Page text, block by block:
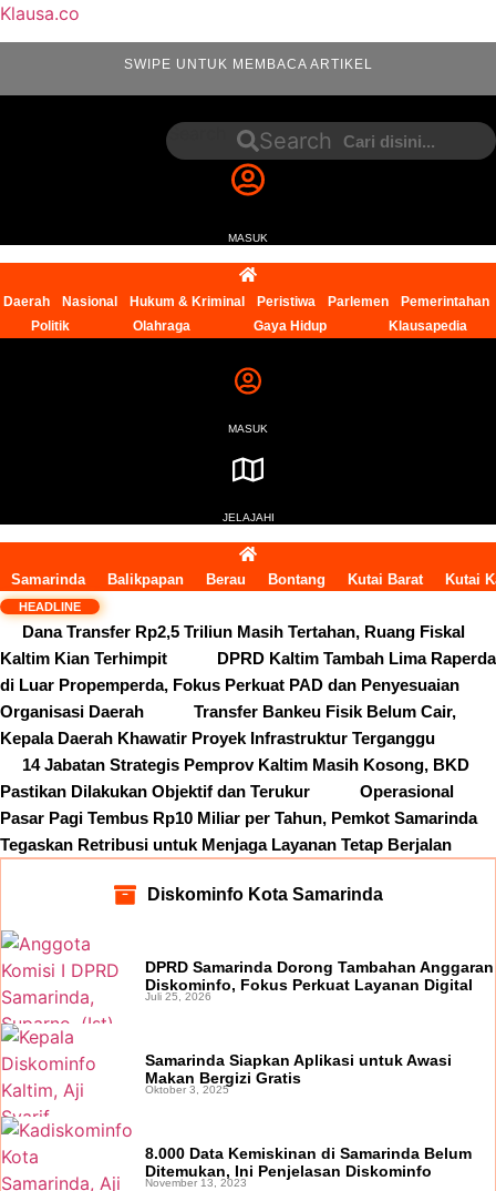
Klausa.co
SWIPE UNTUK MEMBACA ARTIKEL
Search Search
MASUK
Daerah Nasional Hukum & Kriminal Peristiwa Parlemen
Pemerintahan
Politik
Olahraga Gaya Hidup Klausapedia
MASUK
JELAJAHI
Samarinda Balikpapan Berau Bontang Kutai Barat Kutai
HEADLINE
Dana Transfer Rp2,5 Triliun Masih Tertahan, Ruang Fiskal
Kaltim Kian Terhimpit
DPRD Kaltim Tambah Lima Raperda
di Luar Propemperda, Fokus Perkuat PAD dan Penyesuaian
Organisasi Daerah
Transfer Bankeu Fisik Belum Cair,
Kepala Daerah Khawatir Proyek Infrastruktur Terganggu
14 Jabatan Strategis Pemprov Kaltim Masih Kosong, BKD
Pastikan Dilakukan Objektif dan Terukur
Operasional
Pasar Pagi Tembus Rp10 Miliar per Tahun, Pemkot Samarinda
Tegaskan Retribusi untuk Menjaga Layanan Tetap Berjalan
Diskominfo Kota Samarinda
DPRD Samarinda Dorong Tambahan Anggaran
Diskominfo, Fokus Perkuat Layanan Digital
Juli 25, 2026
Samarinda Siapkan Aplikasi untuk Awasi
Makan Bergizi Gratis
Oktober 3, 2025
8.000 Data Kemiskinan di Samarinda Belum
Ditemukan, Ini Penjelasan Diskominfo
November 13, 2023